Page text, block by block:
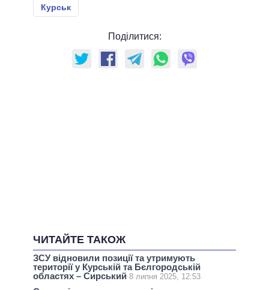
Курськ
Поділитися:
ЧИТАЙТЕ ТАКОЖ
ЗСУ відновили позиції та утримують
території у Курській та Бєлгородській
областях – Сирський 8 липня 2025, 12:53